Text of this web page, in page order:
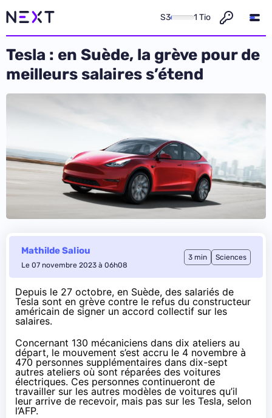
S3 1 Tio
Tesla : en Suède, la grève pour de
meilleurs salaires s’étend
Mathilde Saliou
Le 07 novembre 2023 à 06h08
3 min Sciences
Depuis le 27 octobre, en Suède, des salariés de
Tesla sont en grève contre le refus du constructeur
américain de signer un accord collectif sur les
salaires.
Concernant 130 mécaniciens dans dix ateliers au
départ, le mouvement s’est accru le 4 novembre à
470 personnes supplémentaires dans dix-sept
autres ateliers où sont réparées des voitures
électriques. Ces personnes continueront de
travailler sur les autres modèles de voitures qu’il
leur arrive de recevoir, mais pas sur les Tesla, selon
l’AFP.